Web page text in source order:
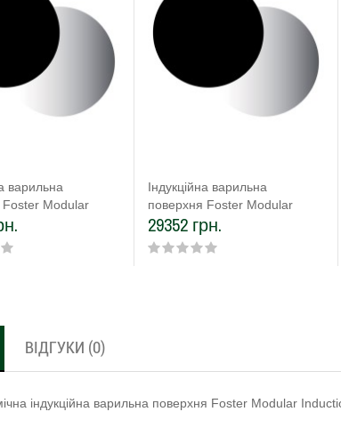
варильна
Foster Modular
7362 300
Індукційна варильна
поверхня Foster Modular
Induction Series 7363 350
29352 грн.
ВІДГУКИ (0)
індукційна варильна поверхня Foster Modular